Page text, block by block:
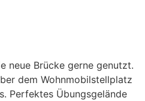
neue Brücke gerne genutzt.
dem Wohnmobilstellplatz
Perfektes Übungsgelände